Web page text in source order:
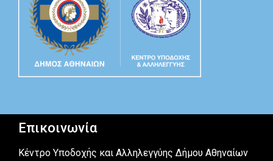
Επικοινωνία
Κέντρο Υποδοχής και Αλληλεγγύης Δήμου Αθηναίων